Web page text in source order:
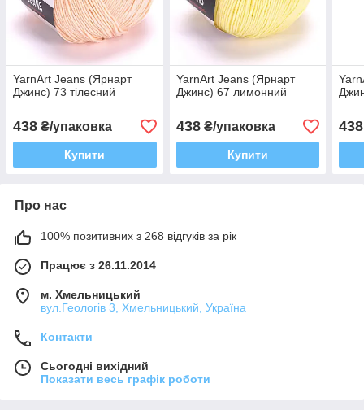
YarnArt Jeans (Ярнарт
Джинс) 73 тілесний
438 ₴/упаковка
Купити
YarnArt Jeans (Ярнарт
Джинс) 67 лимонний
438₴/упаковка
Купити
438
Про нас
100% позитивних з 268 відгуків за рік
Працює з 26.11.2014
м. Хмельницький
вул.Геологів 3, Хмельницький, Україна
Контакти
Сьогодні вихідний
Показати весь графік роботи